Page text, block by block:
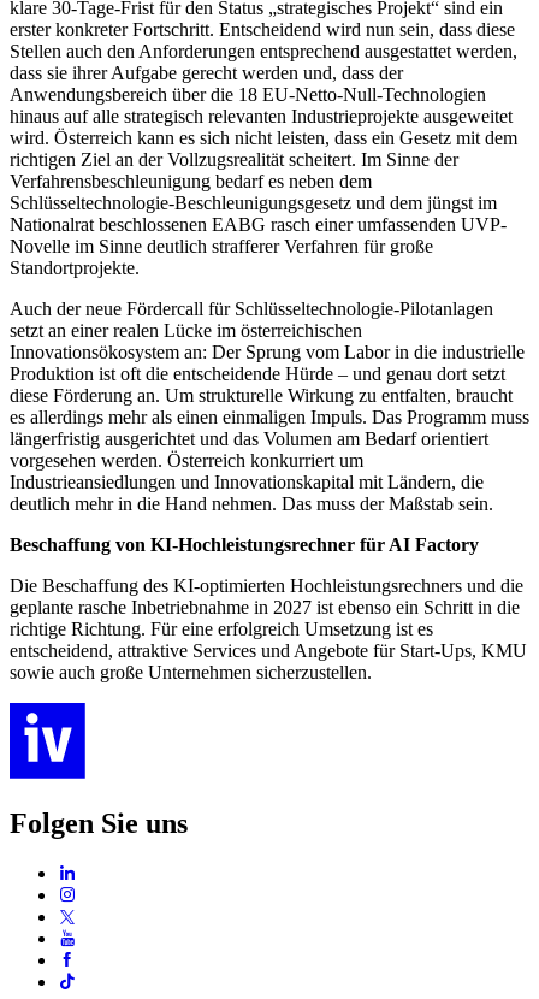
klare 30-Tage-Frist für den Status „strategisches Projekt“ sind ein
erster konkreter Fortschritt. Entscheidend wird nun sein, dass diese
Stellen auch den Anforderungen entsprechend ausgestattet werden,
dass sie ihrer Aufgabe gerecht werden und, dass der
Anwendungsbereich über die 18 EU-Netto-Null-Technologien
hinaus auf alle strategisch relevanten Industrieprojekte ausgeweitet
wird. Österreich kann es sich nicht leisten, dass ein Gesetz mit dem
richtigen Ziel an der Vollzugsrealität scheitert. Im Sinne der
Verfahrensbeschleunigung bedarf es neben dem
Schlüsseltechnologie-Beschleunigungsgesetz und dem jüngst im
Nationalrat beschlossenen EABG rasch einer umfassenden UVP-
Novelle im Sinne deutlich strafferer Verfahren für große
Standortprojekte.
Auch der neue Fördercall für Schlüsseltechnologie-Pilotanlagen
setzt an einer realen Lücke im österreichischen
Innovationsökosystem an: Der Sprung vom Labor in die industrielle
Produktion ist oft die entscheidende Hürde – und genau dort setzt
diese Förderung an. Um strukturelle Wirkung zu entfalten, braucht
es allerdings mehr als einen einmaligen Impuls. Das Programm muss
längerfristig ausgerichtet und das Volumen am Bedarf orientiert
vorgesehen werden. Österreich konkurriert um
Industrieansiedlungen und Innovationskapital mit Ländern, die
deutlich mehr in die Hand nehmen. Das muss der Maßstab sein.
Beschaffung von KI-Hochleistungsrechner für AI Factory
Die Beschaffung des KI-optimierten Hochleistungsrechners und die
geplante rasche Inbetriebnahme in 2027 ist ebenso ein Schritt in die
richtige Richtung. Für eine erfolgreich Umsetzung ist es
entscheidend, attraktive Services und Angebote für Start-Ups, KMU
sowie auch große Unternehmen sicherzustellen.
Folgen Sie uns